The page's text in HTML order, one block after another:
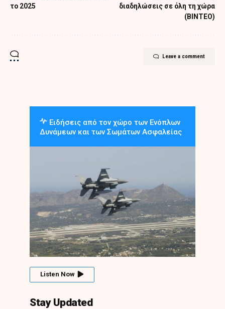
το 2025
διαδηλώσεις σε όλη τη χώρα
(ΒΙΝΤΕΟ)
Leave a comment
Ειδήσεις από τον χώρο των Ενόπλων
Δυνάμεων και των Σωμάτων Ασφαλείας
Listen Now
Stay Updated